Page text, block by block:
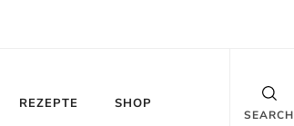
REZEPTE SHOP
SEARCH